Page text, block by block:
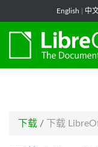
English 中
下载 / 下载